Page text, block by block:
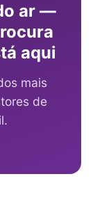
ar —
aqui
mais
de